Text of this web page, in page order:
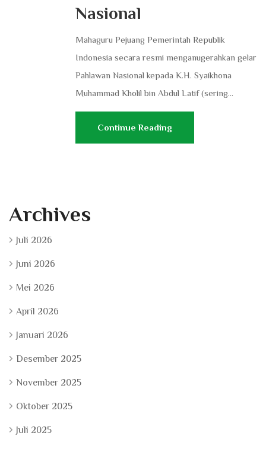
Nasional
Mahaguru Pejuang ​Pemerintah Republik
Indonesia secara resmi menganugerahkan gelar
Pahlawan Nasional kepada K.H. Syaikhona
Muhammad Kholil bin Abdul Latif (sering...
Continue Reading
Archives
Juli 2026
Juni 2026
Mei 2026
April 2026
Januari 2026
Desember 2025
November 2025
Oktober 2025
Juli 2025